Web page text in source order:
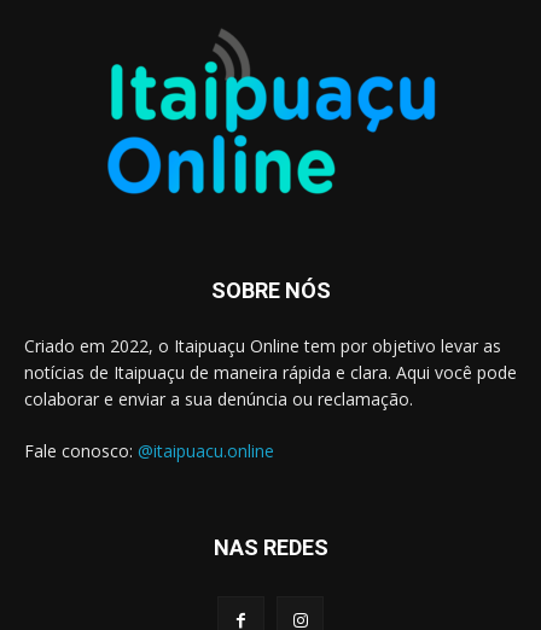
SOBRE NÓS
Criado em 2022, o Itaipuaçu Online tem por objetivo levar as
notícias de Itaipuaçu de maneira rápida e clara. Aqui você pode
colaborar e enviar a sua denúncia ou reclamação.
Fale conosco: @itaipuacu.online
NAS REDES